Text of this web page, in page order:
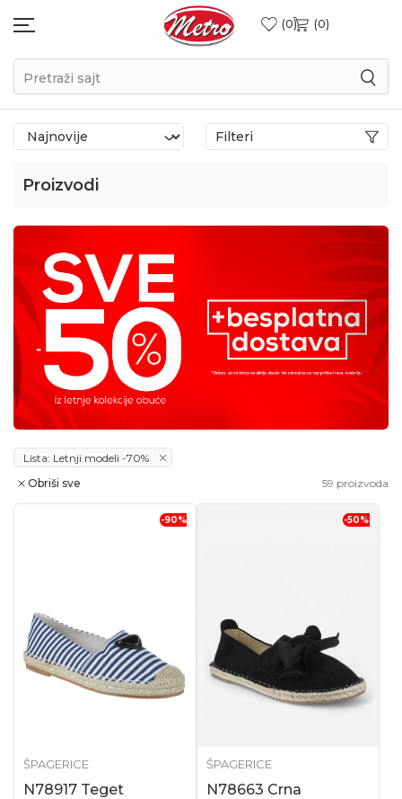
0 0
Pretraži sajt
Proizvodi
Filteri
Lista: Letnji modeli -70%
59 proizvoda
Obriši sve
-90%
ŠPAGERICE
N78917 Teget
-50%
ŠPAGERICE
N78663 Crna